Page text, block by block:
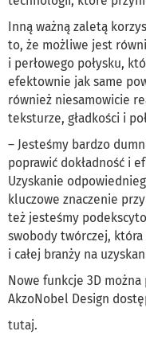
Inną ważną zaletą
to, że możliwe jest
i perłowego połysku,
efektownie jak same
również niesamowicie
teksturze, gładkości i
– Jesteśmy bardzo
poprawić dokładność i
Uzyskanie
kluczowe znaczenie
też jesteśmy
swobody twórczej,
i całej branży na
Nowe funkcje 3D
AkzoNobel Design
tutaj.